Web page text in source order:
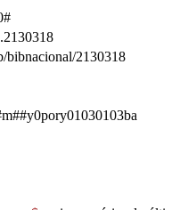
bibnacional/2130318